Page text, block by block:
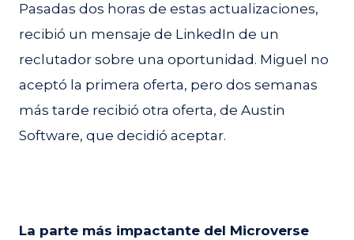
Pasadas dos horas de estas actualizaciones,
recibió un mensaje de LinkedIn de un
reclutador sobre una oportunidad. Miguel no
aceptó la primera oferta, pero dos semanas
más tarde recibió otra oferta, de Austin
Software, que decidió aceptar.
La parte más impactante del Microverse